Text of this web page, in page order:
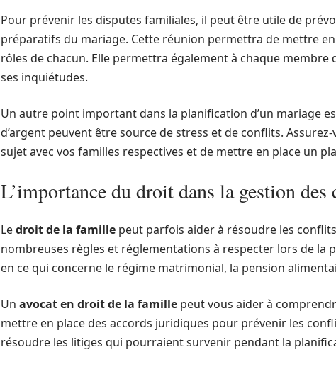
Pour prévenir les disputes familiales, il peut être utile de
préparatifs du mariage. Cette réunion permettra de mettre
rôles de chacun. Elle permettra également à chaque membre
ses inquiétudes.
Un autre point important dans la planification d’un mariage
d’argent peuvent être source de stress et de conflits.
sujet avec vos familles respectives et de mettre en place un
L’importance du droit dans la gestion des
Ledroit de la famille peut parfois aider à résoudre les
nombreuses règles et réglementations à respecter lors de la
en ce qui concerne le régime matrimonial, la pension
Un avocat en droit de la famille peut vous aider à
mettre en place des accords juridiques pour prévenir les
résoudre les litiges qui pourraient survenir pendant la